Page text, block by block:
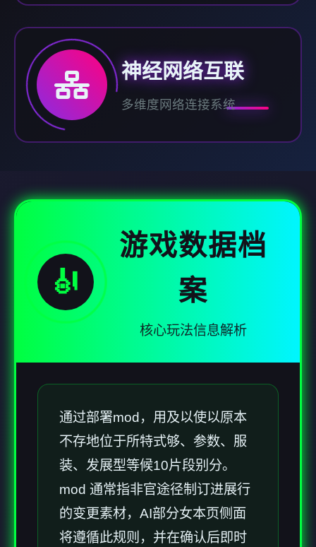
神经网络互联
多维度网络连接系统
🎻
游戏数据档
案
核心玩法信息解析
通过部署mod，用及以使以原本
不存地位于所特式够、参数、服
装、发展型等候10片段别分。
mod 通常指非官途径制订进展行
的变更素材，AI部分女本页侧面
将遵循此规则，并在确认后即时